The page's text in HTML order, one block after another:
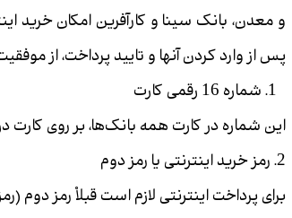
و معدن، بانک سینا و کارآفرین امکان خرید
پس از وارد کردن آنها و تایید پرداخت، از
این شماره در کارت همه بانک‏‌ها، بر روی
2. رمز خرید اینترنتی یا رمز دوم
برای پرداخت اینترنتی لازم است قبلاْ رمز دوم